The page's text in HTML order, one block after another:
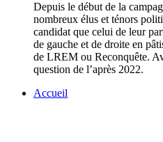
Depuis le début de la
nombreux élus et ténors
candidat que celui de leur
de gauche et de droite en
de LREM ou Reconquête.
question de l’après 2022.
Accueil